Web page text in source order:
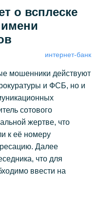
о всплеске
интернет-банк
мошенники действуют
и ФСБ, но и
сотового
жертве, что
к её номеру
Далее
что для
ввести на